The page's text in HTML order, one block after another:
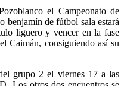
el Campeonato de
benjamín de fútbol sala estará
liguero y vencer en la fase
Caimán, consiguiendo así su
grupo 2 el viernes 17 a las